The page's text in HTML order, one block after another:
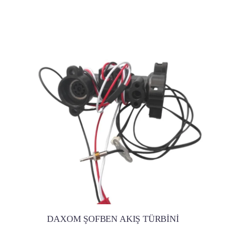
DAXOM ŞOFBEN AKIŞ TÜRBİNİ